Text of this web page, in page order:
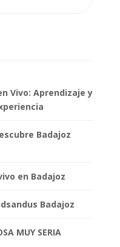
Vivo: Aprendizaje y
Badajoz
en Badajoz
Badajoz
MUY SERIA